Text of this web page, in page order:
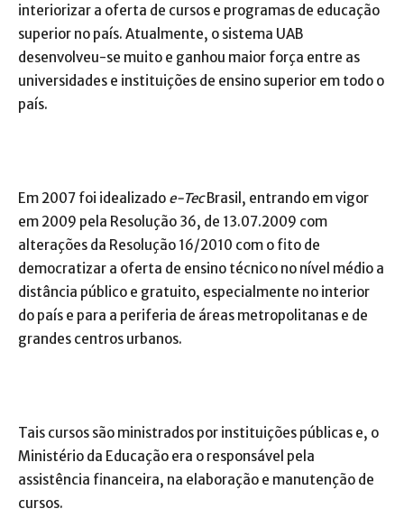
interiorizar a oferta de cursos e programas de educação
superior no país. Atualmente, o sistema UAB
desenvolveu-se muito e ganhou maior força entre as
universidades e instituições de ensino superior em todo o
país.
Em 2007 foi idealizado e-TecBrasil, entrando em vigor
em 2009 pela Resolução 36, de 13.07.2009 com
alterações da Resolução 16/2010 com o fito de
democratizar a oferta de ensino técnico no nível médio a
distância público e gratuito, especialmente no interior
do país e para a periferia de áreas metropolitanas e de
grandes centros urbanos.
Tais cursos são ministrados por instituições públicas e, o
Ministério da Educação era o responsável pela
assistência financeira, na elaboração e manutenção de
cursos.